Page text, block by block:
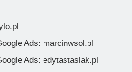
Ads: marcinwsol.pl
Ads: edytastasiak.pl